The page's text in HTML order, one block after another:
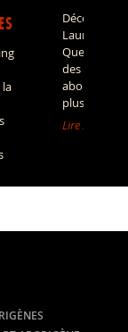
Découvrir
Laura,
des
aborigène
plus
Lire la suite »